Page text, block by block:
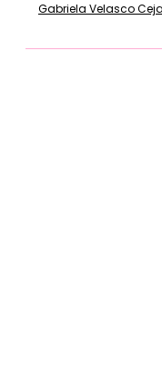
Gabriela Velasco Ceja